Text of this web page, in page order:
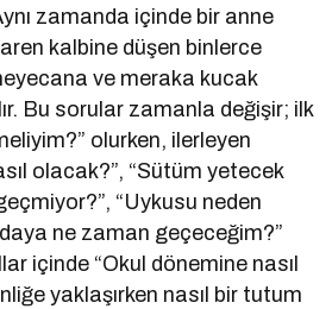
zamanda içinde bir anne
kalbine düşen binlerce
ve meraka kucak
Bu sorular zamanla değişir; ilk
olurken, ilerleyen
olacak?”, “Sütüm yetecek
“Uykusu neden
ne zaman geçeceğim?”
içinde “Okul dönemine nasıl
yaklaşırken nasıl bir tutum